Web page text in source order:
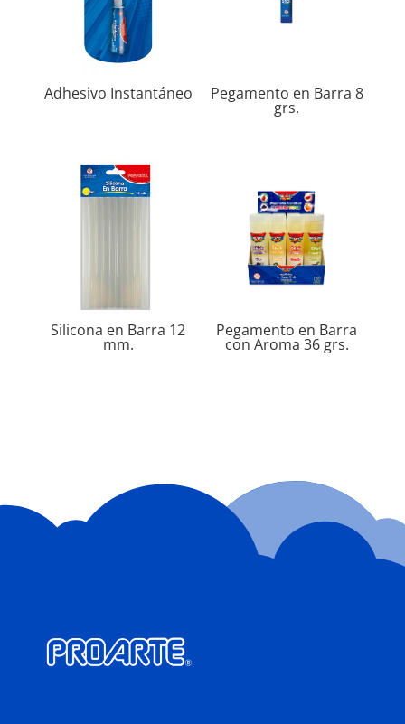
Adhesivo Instantáneo Pegamento en Barra 8
grs.
Silicona en Barra 12
mm.
Pegamento en Barra
con Aroma 36 grs.